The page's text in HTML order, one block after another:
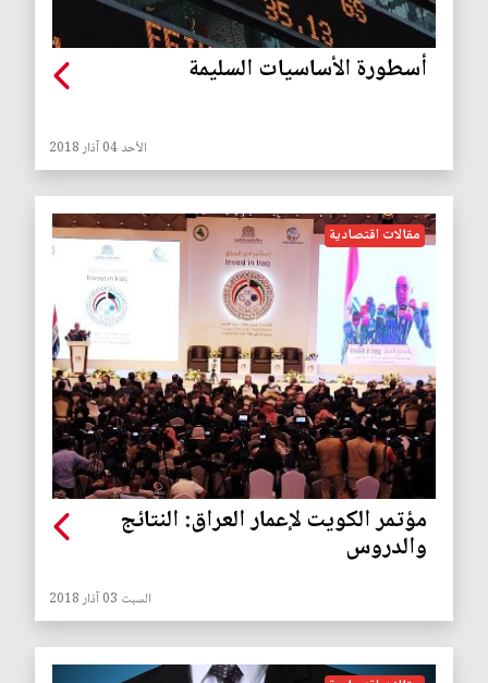
أسطورة الأساسيات السليمة
الأحد 04 آذار 2018
مقالات اقتصادية
مؤتمر الكويت لإعمار العراق: النتائج
والدروس
السبت 03 آذار 2018